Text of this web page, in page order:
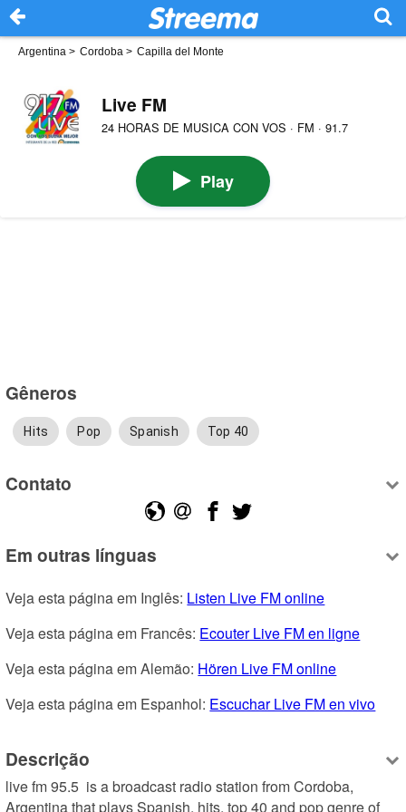
Argentina > Cordoba > Capilla del Monte
Live FM
24 HORAS DE MUSICA CON VOS · FM · 91.7
Play
Gêneros
Hits Pop Spanish Top 40
Contato
Em outras línguas
Veja esta página em Inglês: Listen Live FM online
Veja esta página em Francês: Ecouter Live FM en ligne
Veja esta página em Alemão: Hören Live FM online
Veja esta página em Espanhol: Escuchar Live FM en vivo
Descrição
live fm 95.5  is a broadcast radio station from Cordoba,
Argentina that plays Spanish, hits, top 40 and pop genre of